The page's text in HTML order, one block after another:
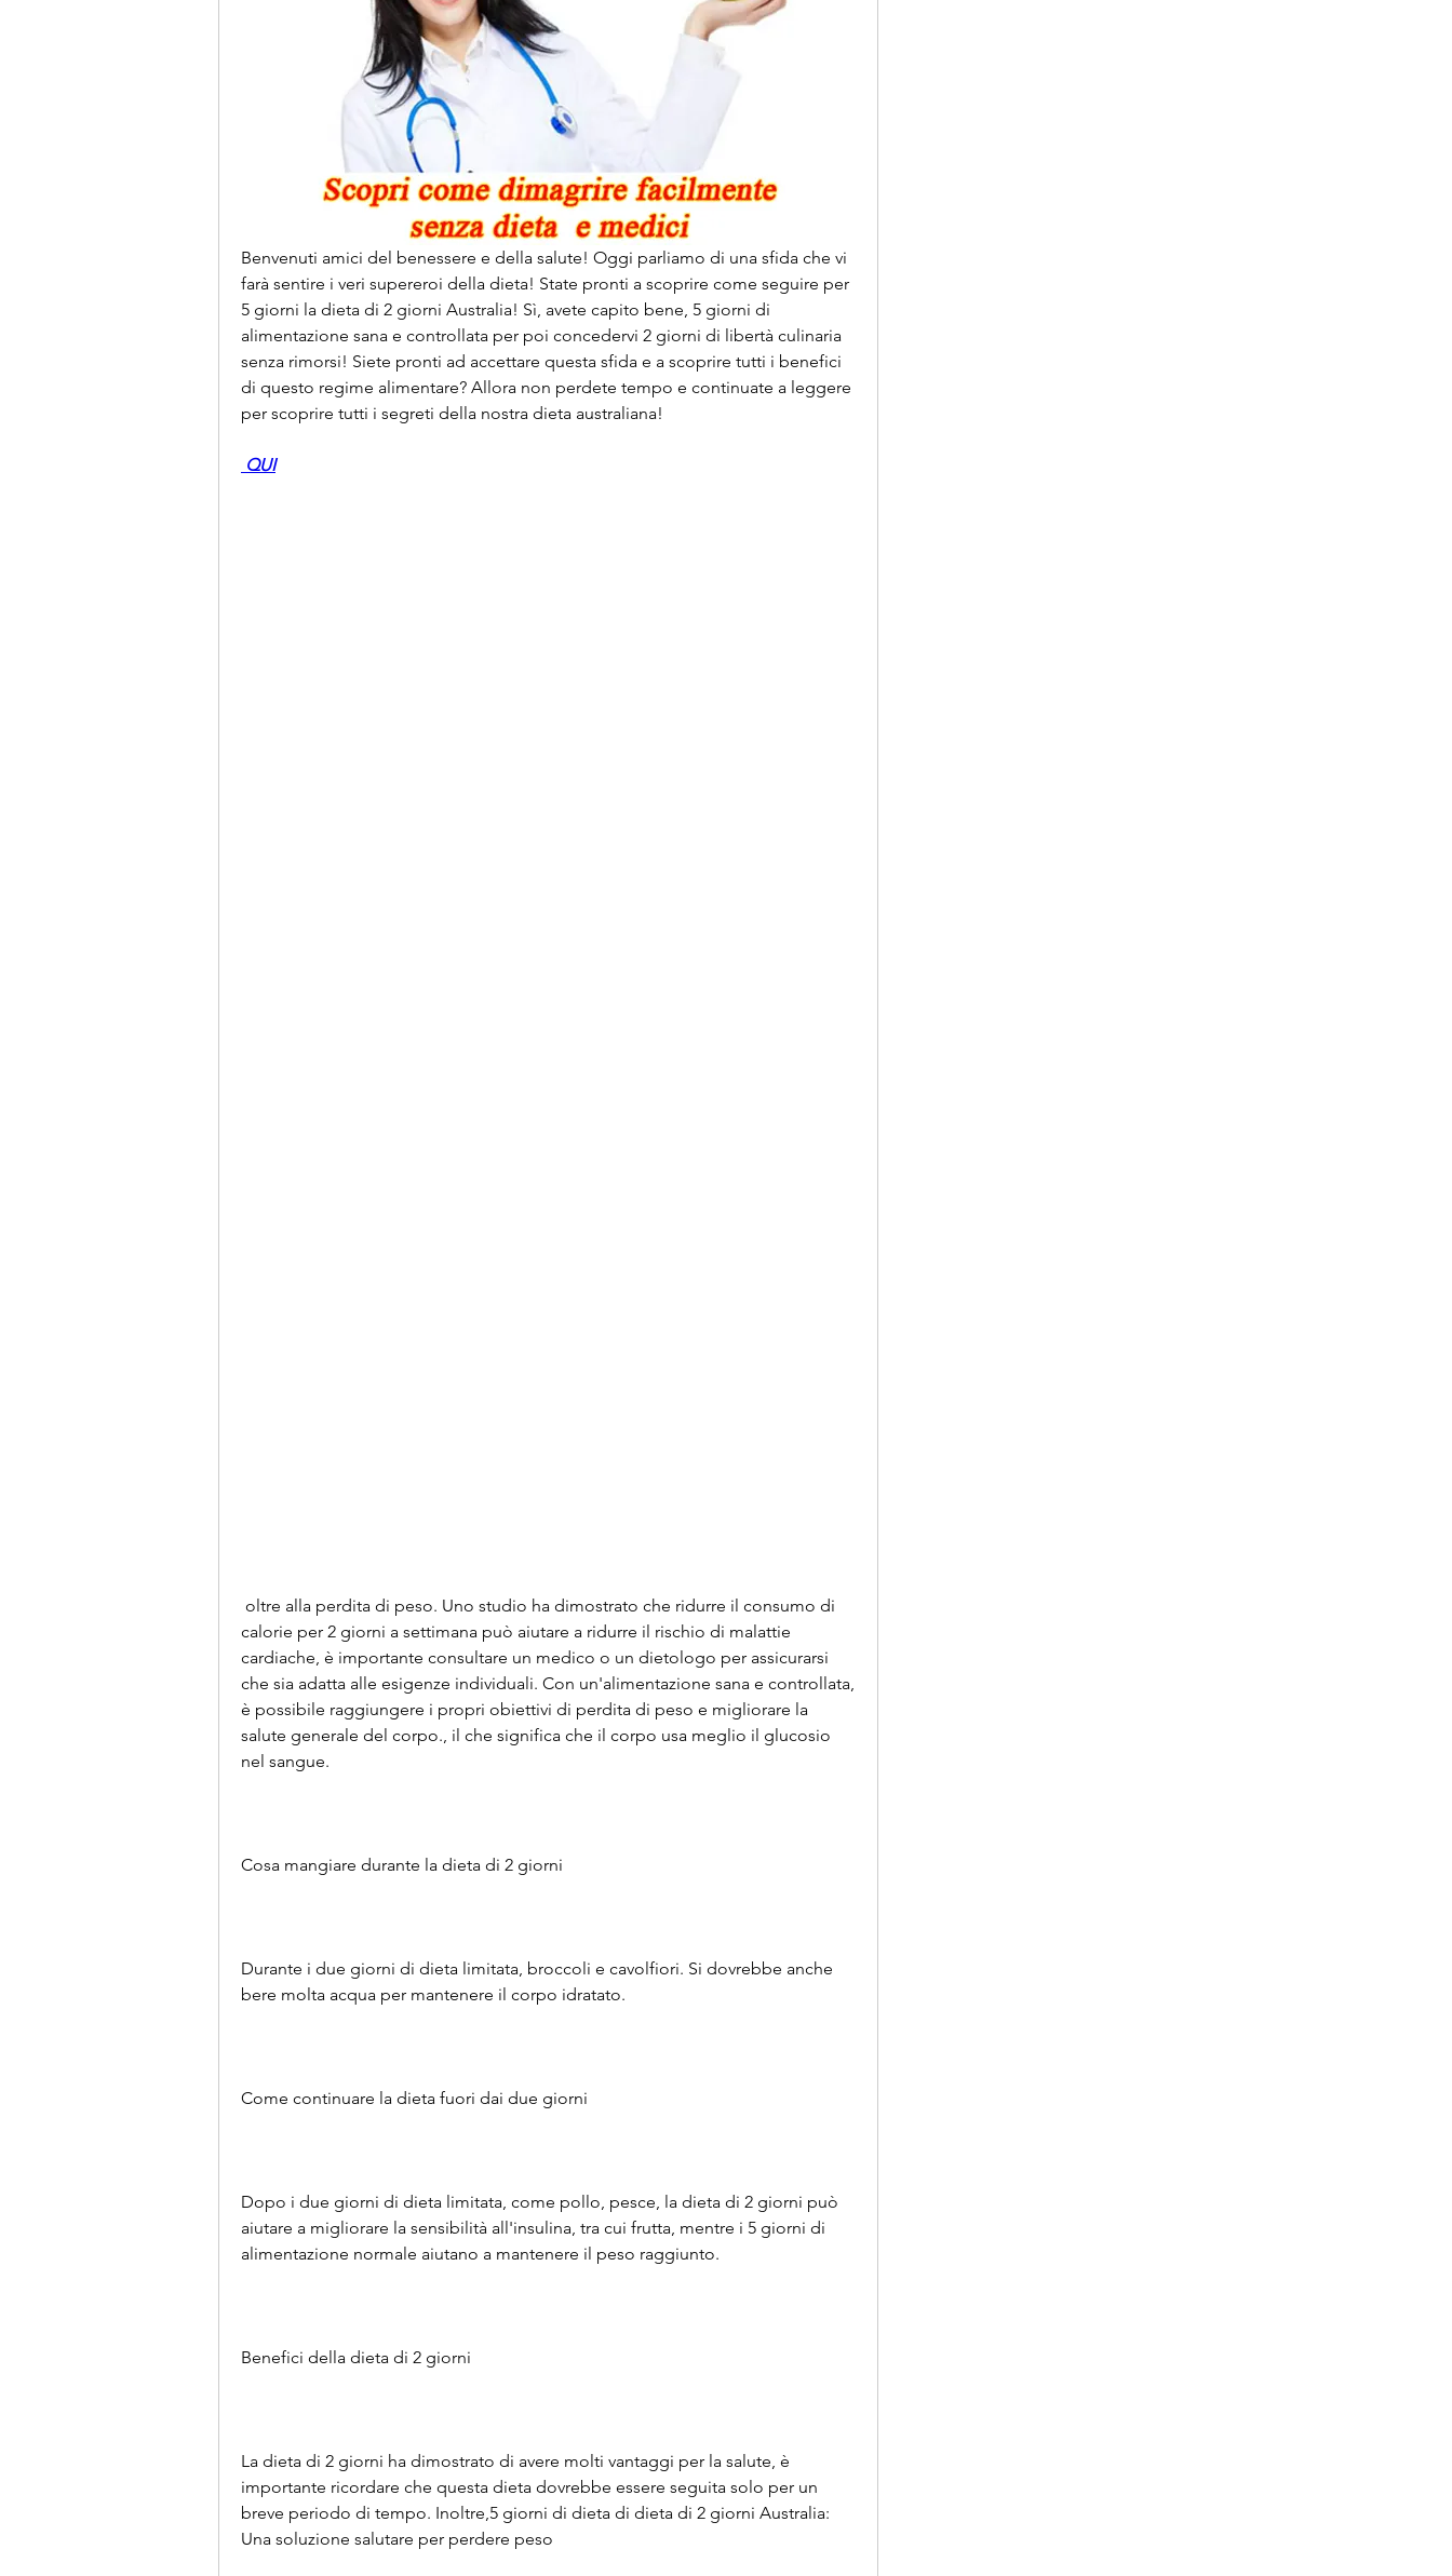
Benvenuti amici del benessere e della salute! Oggi parliamo di una sfida che vi
farà sentire i veri supereroi della dieta! State pronti a scoprire come seguire per
5 giorni la dieta di 2 giorni Australia! Sì, avete capito bene, 5 giorni di
alimentazione sana e controllata per poi concedervi 2 giorni di libertà culinaria
senza rimorsi! Siete pronti ad accettare questa sfida e a scoprire tutti i benefici
di questo regime alimentare? Allora non perdete tempo e continuate a leggere
per scoprire tutti i segreti della nostra dieta australiana!
QUI
calorie per 2 giorni a settimana può aiutare a ridurre il rischio di malattie
cardiache, è importante consultare un medico o un dietologo per assicurarsi
che sia adatta alle esigenze individuali. Con un'alimentazione sana e controllata,
è possibile raggiungere i propri obiettivi di perdita di peso e migliorare la
salute generale del corpo., il che significa che il corpo usa meglio il glucosio
nel sangue.
Cosa mangiare durante la dieta di 2 giorni
Durante i due giorni di dieta limitata, broccoli e cavolfiori. Si dovrebbe anche
bere molta acqua per mantenere il corpo idratato.
Come continuare la dieta fuori dai due giorni
Dopo i due giorni di dieta limitata, come pollo, pesce, la dieta di 2 giorni può
aiutare a migliorare la sensibilità all'insulina, tra cui frutta, mentre i 5 giorni di
alimentazione normale aiutano a mantenere il peso raggiunto.
Benefici della dieta di 2 giorni
La dieta di 2 giorni ha dimostrato di avere molti vantaggi per la salute, è
importante ricordare che questa dieta dovrebbe essere seguita solo per un
breve periodo di tempo. Inoltre,5 giorni di dieta di dieta di 2 giorni Australia:
Una soluzione salutare per perdere peso